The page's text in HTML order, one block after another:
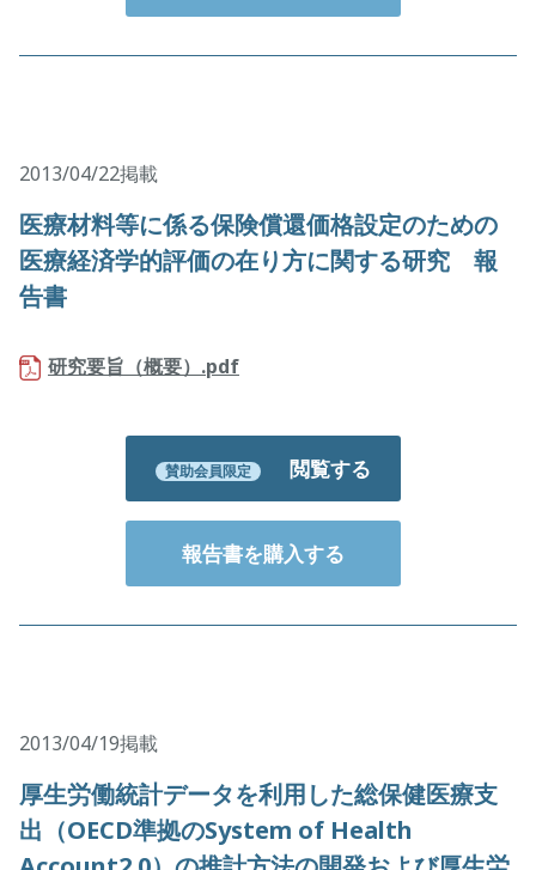
2013/04/22掲載
医療材料等に係る保険償還価格設定のための
医療経済学的評価の在り方に関する研究 報
告書
研究要旨（概要）.pdf
賛助会員限定 閲覧する
報告書を購入する
2013/04/19掲載
厚生労働統計データを利用した総保健医療支
出（OECD準拠のSystem of Health